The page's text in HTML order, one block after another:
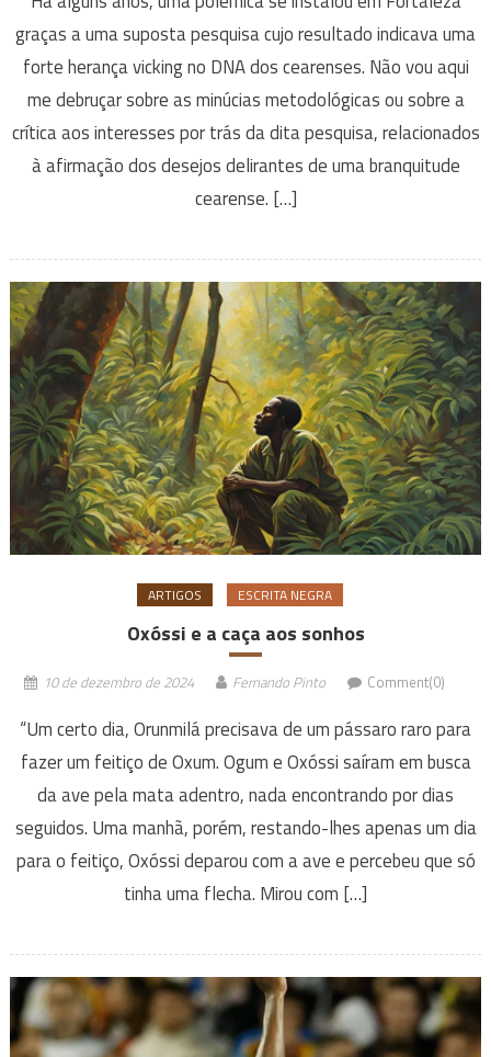
graças a uma suposta pesquisa cujo resultado indicava uma
forte herança vicking no DNA dos cearenses. Não vou aqui
me debruçar sobre as minúcias metodológicas ou sobre a
crítica aos interesses por trás da dita pesquisa, relacionados
à afirmação dos desejos delirantes de uma branquitude
cearense. […]
ARTIGOS ESCRITA NEGRA
Oxóssi e a caça aos sonhos
10 de dezembro de 2024 Fernando Pinto Comment(0)
“Um certo dia, Orunmilá precisava de um pássaro raro para
fazer um feitiço de Oxum. Ogum e Oxóssi saíram em busca
da ave pela mata adentro, nada encontrando por dias
seguidos. Uma manhã, porém, restando-lhes apenas um dia
para o feitiço, Oxóssi deparou com a ave e percebeu que só
tinha uma flecha. Mirou com […]